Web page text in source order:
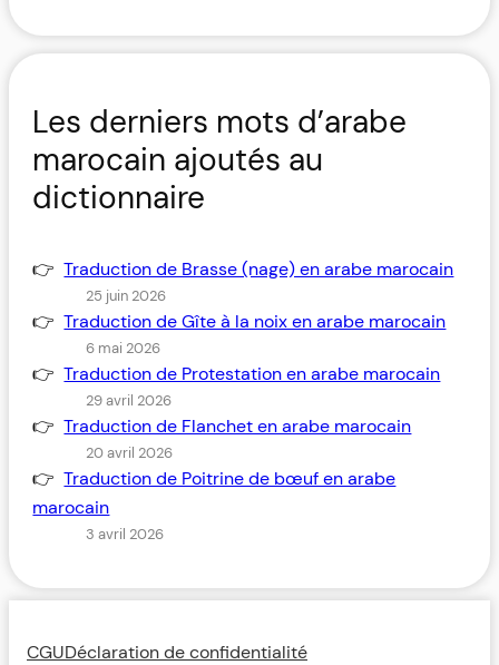
Les derniers mots d’arabe
marocain ajoutés au
dictionnaire
Traduction de Brasse (nage) en arabe marocain
25 juin 2026
Traduction de Gîte à la noix en arabe marocain
6 mai 2026
Traduction de Protestation en arabe marocain
29 avril 2026
Traduction de Flanchet en arabe marocain
20 avril 2026
Traduction de Poitrine de bœuf en arabe
marocain
3 avril 2026
CGUDéclaration de confidentialité